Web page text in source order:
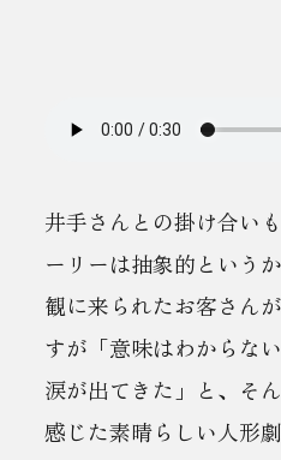
井手さんとの掛け合い
ーリーは抽象的という
観に来られたお客さん
すが「意味はわからな
涙が出てきた」と、そ
感じた素晴らしい人形劇